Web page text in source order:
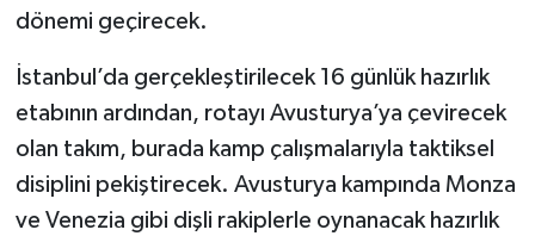
dönemi geçirecek.
İstanbul’da gerçekleştirilecek 16 günlük hazırlık
etabının ardından, rotayı Avusturya’ya çevirecek
olan takım, burada kamp çalışmalarıyla taktiksel
disiplini pekiştirecek. Avusturya kampında Monza
ve Venezia gibi dişli rakiplerle oynanacak hazırlık